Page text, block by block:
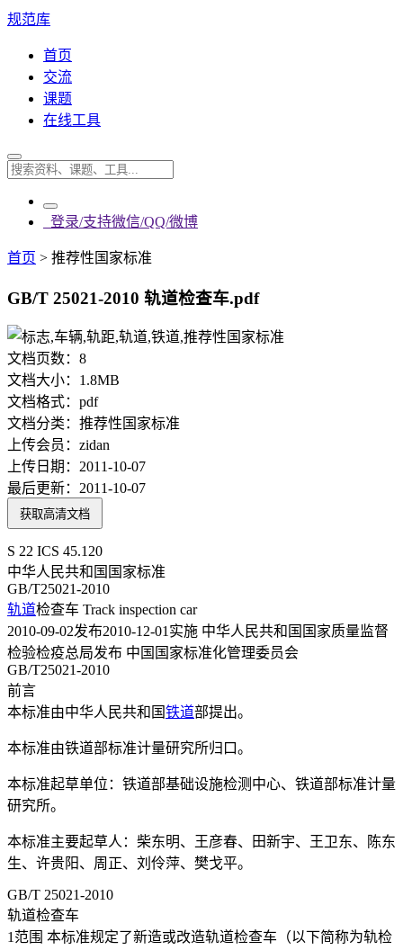
规范库
首页
交流
课题
在线工具
登录/支持微信/QQ/微博
首页 > 推荐性国家标准
GB/T 25021-2010 轨道检查车.pdf
文档页数： 8
文档大小： 1.8MB
文档格式： pdf
文档分类： 推荐性国家标准
上传会员： zidan
上传日期： 2011-10-07
最后更新： 2011-10-07
获取高清文档
S 22 ICS 45.120
中华人民共和国国家标准
GB/T25021-2010
轨道检查车 Track inspection car
2010-09-02发布2010-12-01实施 中华人民共和国国家质量监督
检验检疫总局发布 中国国家标准化管理委员会
GB/T25021-2010
前言
本标准由中华人民共和国铁道部提出。
本标准由铁道部标准计量研究所归口。
本标准起草单位：铁道部基础设施检测中心、铁道部标准计量
研究所。
本标准主要起草人：柴东明、王彦春、田新宇、王卫东、陈东
生、许贵阳、周正、刘伶萍、樊戈平。
GB/T 25021-2010
轨道检查车
1范围 本标准规定了新造或改造轨道检查车（以下简称为轨检